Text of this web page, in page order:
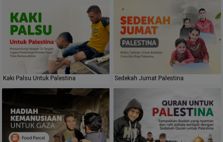
Kaki Palsu Untuk Palestina Sedekah Jumat Palestina